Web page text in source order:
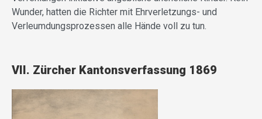
Wunder, hatten die Richter mit Ehrverletzungs- und
Verleumdungsprozessen alle Hände voll zu tun.
VII. Zürcher Kantonsverfassung 1869